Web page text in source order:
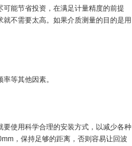
能节省投资，在满足计量精度的前提
不需要太高。如果介质测量的目的是用
等其他因素。
使用科学合理的安装方式，以减少各种
，保持足够的距离，否则容易让回波